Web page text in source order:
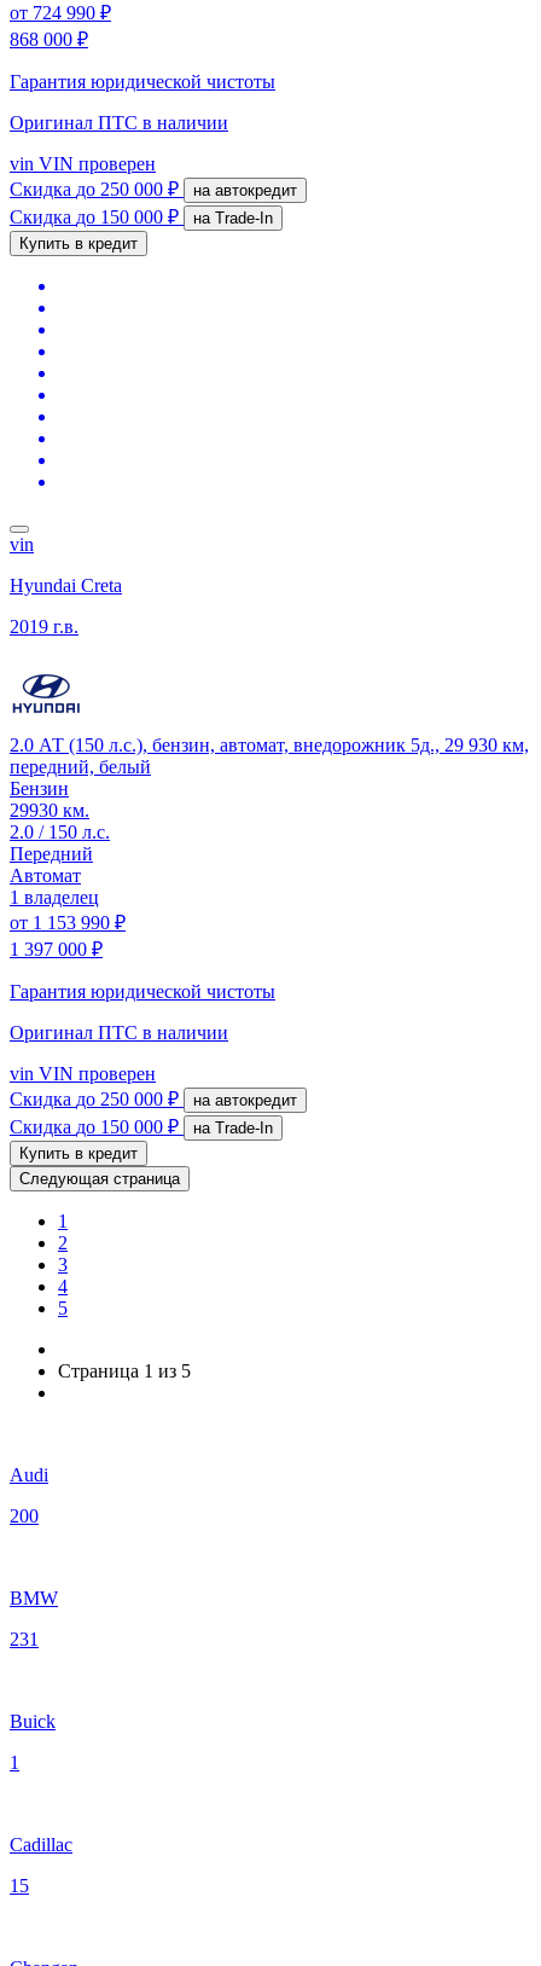
от 724 990 ₽
868 000 ₽
Гарантия юридической чистоты
Оригинал ПТС в наличии
vin VIN проверен
Скидка до 250 000 ₽ на автокредит
Скидка до 150 000 ₽
на Trade-In
Купить в кредит
vin
Hyundai Creta
2019 г.в.
2.0 АТ (150 л.с.), бензин, автомат, внедорожник 5д., 29 930 км,
передний, белый
Бензин
29930 км.
2.0 / 150 л.с.
Передний
Автомат
1 владелец
от 1 153 990 ₽
1 397 000 ₽
Гарантия юридической чистоты
Оригинал ПТС в наличии
vin VIN проверен
Скидка до 250 000 ₽ на автокредит
Скидка до 150 000 ₽
на Trade-In
Купить в кредит
Следующая страница
1
2
3
4
5
Страница 1 из 5
Audi
200
BMW
231
Buick
1
Cadillac
15